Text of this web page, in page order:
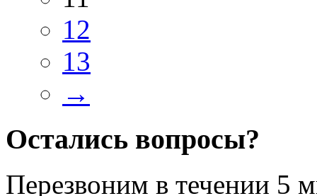
12
13
→
Остались вопросы?
Перезвоним в течении 5